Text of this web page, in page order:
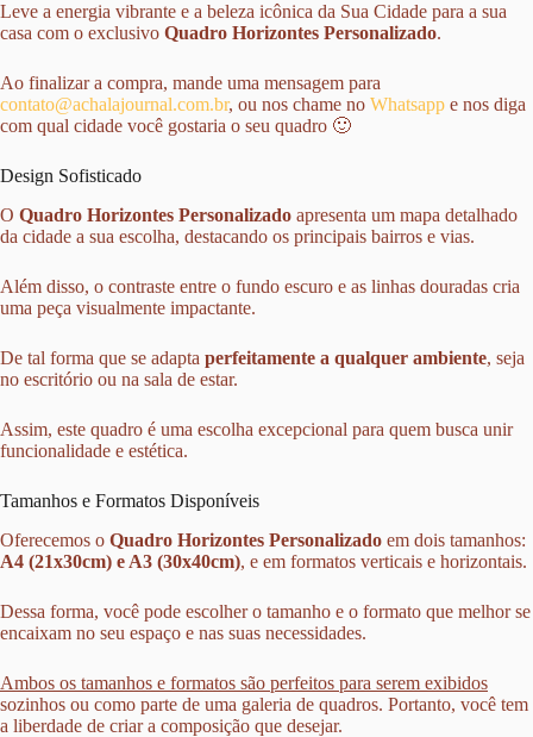
Leve a energia vibrante e a beleza icônica da Sua Cidade para a sua
casa com o exclusivo Quadro Horizontes Personalizado.
Ao finalizar a compra, mande uma mensagem para
contato@achalajournal.com.br, ou nos chame no Whatsapp e nos diga
com qual cidade você gostaria o seu quadro 🙂
Design Sofisticado
O Quadro Horizontes Personalizado apresenta um mapa detalhado
da cidade a sua escolha, destacando os principais bairros e vias.
Além disso, o contraste entre o fundo escuro e as linhas douradas cria
uma peça visualmente impactante.
De tal forma que se adapta perfeitamente a qualquer ambiente, seja
no escritório ou na sala de estar.
Assim, este quadro é uma escolha excepcional para quem busca unir
funcionalidade e estética.
Tamanhos e Formatos Disponíveis
Oferecemos o Quadro Horizontes Personalizado em dois tamanhos:
A4 (21x30cm) e A3 (30x40cm), e em formatos verticais e horizontais.
Dessa forma, você pode escolher o tamanho e o formato que melhor se
encaixam no seu espaço e nas suas necessidades.
Ambos os tamanhos e formatos são perfeitos para serem exibidos
sozinhos ou como parte de uma galeria de quadros. Portanto, você tem
a liberdade de criar a composição que desejar.